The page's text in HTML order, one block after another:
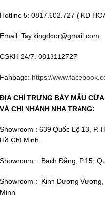
Hotline 5: 0817.602.727 ( KD
Email: Tay.kingdoor@gmail.com
CSKH 24/7: 0813112727
Fanpage: https://
ĐỊA CHỈ TRƯNG BÀY MẪU
VÀ CHI NHÁNH NHA TRANG:
Showroom : 639 Quốc Lộ 13, P.
Hồ Chí Minh.
Showroom : Bạch Đằng, P.15,
Showroom : Kinh Dương
Minh